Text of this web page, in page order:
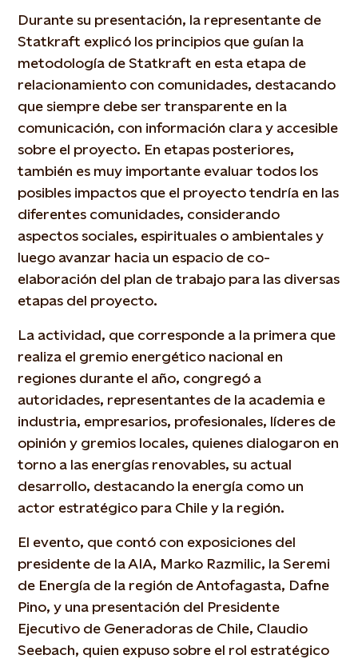
Durante su presentación, la representante de
Statkraft explicó los principios que guían la
metodología de Statkraft en esta etapa de
relacionamiento con comunidades, destacando
que siempre debe ser transparente en la
comunicación, con información clara y accesible
sobre el proyecto. En etapas posteriores,
también es muy importante evaluar todos los
posibles impactos que el proyecto tendría en las
diferentes comunidades, considerando
aspectos sociales, espirituales o ambientales y
luego avanzar hacia un espacio de co-
elaboración del plan de trabajo para las diversas
etapas del proyecto.
La actividad, que corresponde a la primera que
realiza el gremio energético nacional en
regiones durante el año, congregó a
autoridades, representantes de la academia e
industria, empresarios, profesionales, líderes de
opinión y gremios locales, quienes dialogaron en
torno a las energías renovables, su actual
desarrollo, destacando la energía como un
actor estratégico para Chile y la región.
El evento, que contó con exposiciones del
presidente de la AIA, Marko Razmilic, la Seremi
de Energía de la región de Antofagasta, Dafne
Pino, y una presentación del Presidente
Ejecutivo de Generadoras de Chile, Claudio
Seebach, quien expuso sobre el rol estratégico